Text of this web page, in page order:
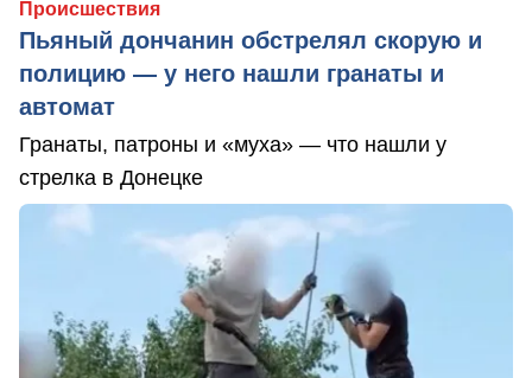
Происшествия
Пьяный дончанин обстрелял скорую и
полицию — у него нашли гранаты и
автомат
Гранаты, патроны и «муха» — что нашли у
стрелка в Донецке